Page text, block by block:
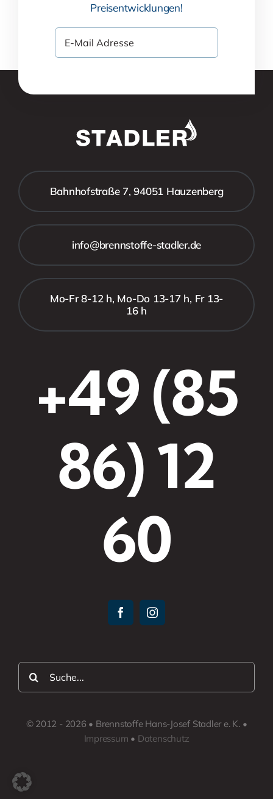
Preisentwicklungen!
Bahnhofstraße 7, 94051 Hauzenberg
info@brennstoffe-stadler.de
Mo-Fr 8-12 h, Mo-Do 13-17 h, Fr 13-
16 h
+49 (85
86) 12
60
Suche
nach:
© 2012 - 2026 • Brennstoffe Hans-Josef Stadler e. K. •
Impressum • Datenschutz